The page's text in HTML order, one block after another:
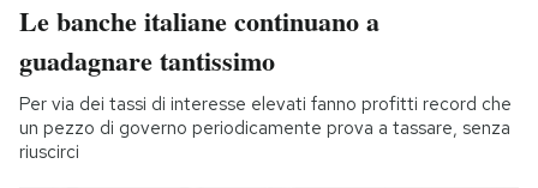
Le banche italiane continuano a
guadagnare tantissimo
Per via dei tassi di interesse elevati fanno profitti record che
un pezzo di governo periodicamente prova a tassare, senza
riuscirci